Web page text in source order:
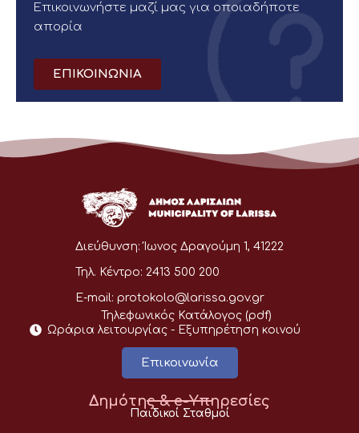
Επικοινωνήστε μαζί μας για οποιαδήποτε
απορία
ΕΠΙΚΟΙΝΩΝΙΑ
Διεύθυνση: Ίωνος Δραγούμη 1, 41222
Τηλ. Κέντρο: 2413 500 200
E-mail: protokolo@larissa.gov.gr
Τηλεφωνικός Κατάλογος (pdf)
Ωράρια λειτουργίας - Eξυπηρέτηση κοινού
Επικοινωνία
Δημότης & e-Υπηρεσίες
Παιδικοί Σταθμοί